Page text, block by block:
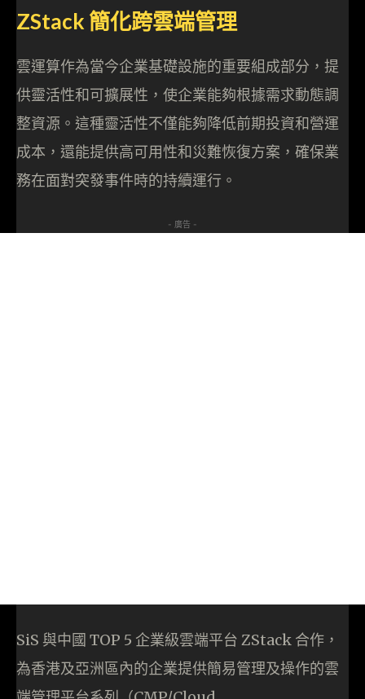
ZStack 簡化跨雲端管理
雲運算作為當今企業基礎設施的重要組成部分，提
供靈活性和可擴展性，使企業能夠根據需求動態調
整資源。這種靈活性不僅能夠降低前期投資和營運
成本，還能提供高可用性和災難恢復方案，確保業
務在面對突發事件時的持續運行。
- 廣告 -
SiS 與中國 TOP 5 企業級雲端平台 ZStack 合作，
為香港及亞洲區內的企業提供簡易管理及操作的雲